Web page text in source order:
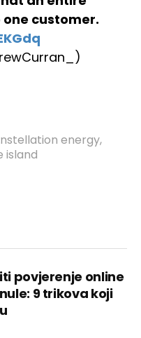
customer.
energy,
island
povjerenje online
9 trikova koji